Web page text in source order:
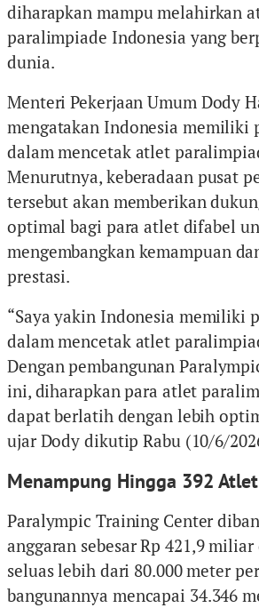
diharapkan mampu melahirkan
paralimpiade Indonesia yang
dunia.
Menteri Pekerjaan Umum Dody
mengatakan Indonesia memiliki
dalam mencetak atlet
Menurutnya, keberadaan pusat
tersebut akan memberikan
optimal bagi para atlet difabel
mengembangkan kemampuan
prestasi.
“Saya yakin Indonesia memiliki
dalam mencetak atlet
Dengan pembangunan
ini, diharapkan para atlet
dapat berlatih dengan lebih
ujar Dody dikutip Rabu (10/6/
Menampung Hingga 392 Atlet
Paralympic Training Center
anggaran sebesar Rp 421,9
seluas lebih dari 80.000 meter
bangunannya mencapai 34.346